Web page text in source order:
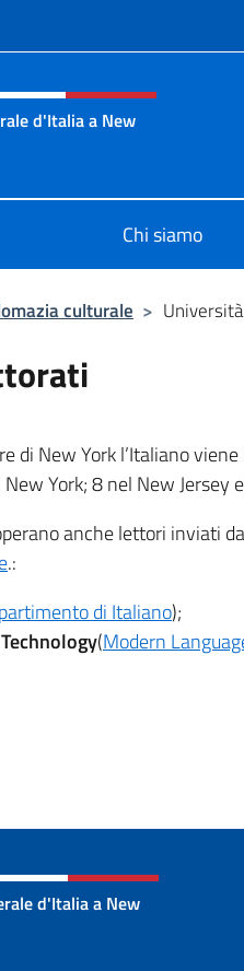
e menù
d'Italia a New
Chi siamo
culturale >
di New York l’Italiano
York; 8 nel New Jersey
anche lettori inviati
.:
di Italiano);
(Modern
d'Italia a New